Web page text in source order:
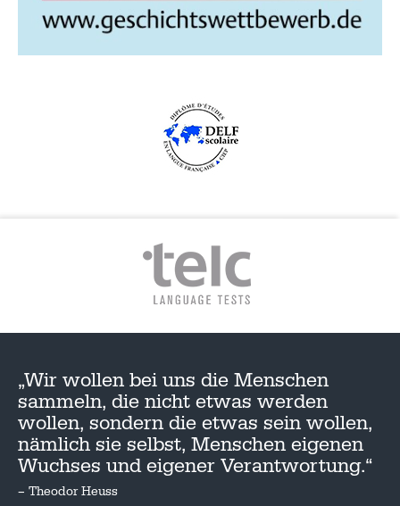
„Wir wollen bei uns die Menschen
sammeln, die nicht etwas werden
wollen, sondern die etwas sein wollen,
nämlich sie selbst, Menschen eigenen
Wuchses und eigener Verantwortung.“
– Theodor Heuss